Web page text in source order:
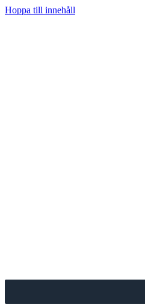
Hoppa till innehåll